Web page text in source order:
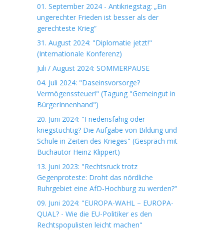
01. September 2024 - Antikriegstag: „Ein
ungerechter Frieden ist besser als der
gerechteste Krieg“
31. August 2024: "Diplomatie jetzt!"
(Internationale Konferenz)
Juli / August 2024: SOMMERPAUSE
04. Juli 2024: "Daseinsvorsorge?
Vermögenssteuer!" (Tagung "Gemeingut in
BürgerInnenhand")
20. Juni 2024: "Friedensfähig oder
kriegstüchtig? Die Aufgabe von Bildung und
Schule in Zeiten des Krieges" (Gespräch mit
Buchautor Heinz Klippert)
13. Juni 2023: "Rechtsruck trotz
Gegenproteste: Droht das nördliche
Ruhrgebiet eine AfD-Hochburg zu werden?"
09. Juni 2024: "EUROPA-WAHL – EUROPA-
QUAL? - Wie die EU-Politiker es den
Rechtspopulisten leicht machen"